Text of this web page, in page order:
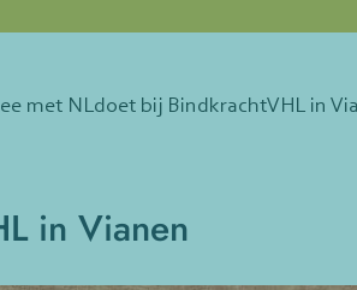
met NLdoet bij BindkrachtVHL in
in Vianen